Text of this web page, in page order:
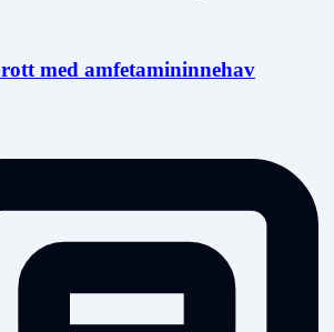
med amfetamininnehav